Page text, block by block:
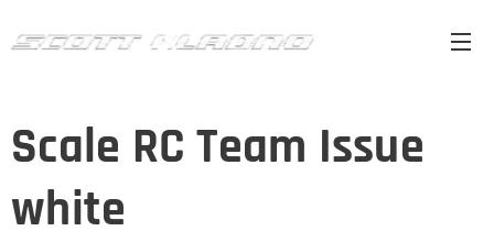
Scale RC Team Issue
white